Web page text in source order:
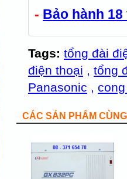
- Bảo hành
Tags: tổng đài
điện thoại , tổng
Panasonic ,
CÁC SẢN PHẨM